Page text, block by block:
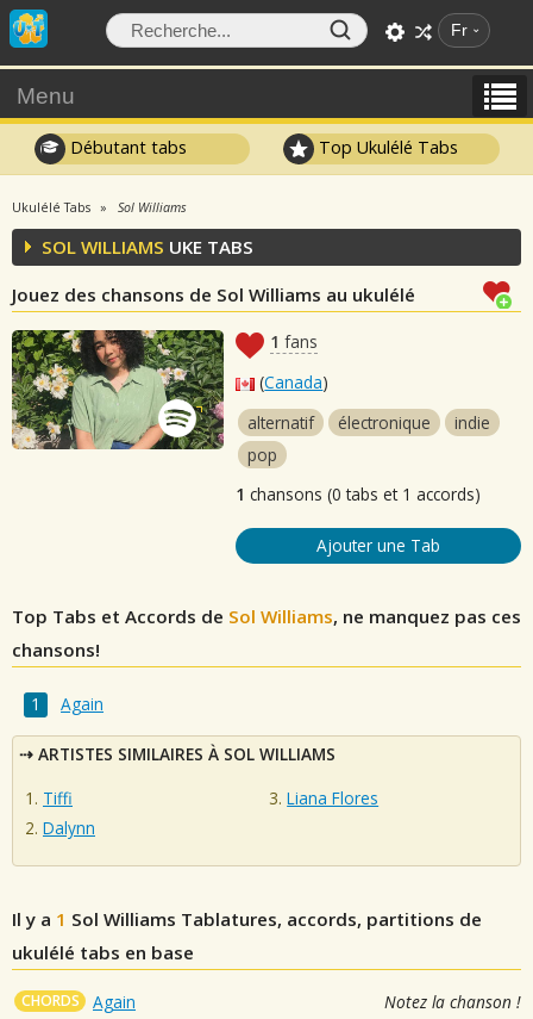
Fr
Menu
Débutant tabs Top Ukulélé Tabs
Ukulélé Tabs Sol Williams
SOL WILLIAMS UKE TABS
Jouez des chansons de Sol Williams au ukulélé
1 fans
(Canada)
alternatif
électronique
indie
pop
1 chansons (0 tabs et 1 accords)
Ajouter une Tab
Top Tabs et Accords de Sol Williams, ne manquez pas ces
chansons!
Again
ARTISTES SIMILAIRES À SOL WILLIAMS
Tiffi
Dalynn
Liana Flores
Il y a 1 Sol Williams Tablatures, accords, partitions de
ukulélé tabs en base
CHORDS Again Notez la chanson !